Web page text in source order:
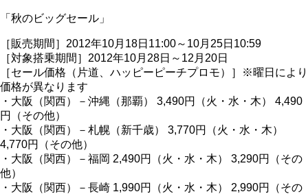
「秋のビッグセール」
［販売期間］2012年10月18日11:00～10月25日10:59
［対象搭乗期間］2012年10月28日～12月20日
［セール価格（片道、ハッピーピーチプロモ）］※曜日により
価格が異なります
・大阪（関西）－沖縄（那覇） 3,490円（火・水・木） 4,490
円（その他）
・大阪（関西）－札幌（新千歳） 3,770円（火・水・木）
4,770円（その他）
・大阪（関西）－福岡 2,490円（火・水・木） 3,290円（その
他）
・大阪（関西）－長崎 1,990円（火・水・木） 2,990円（その